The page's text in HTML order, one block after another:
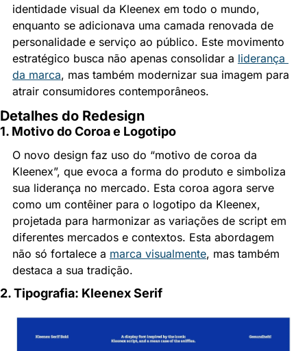
identidade visual da Kleenex em todo o mundo,
enquanto se adicionava uma camada renovada de
personalidade e serviço ao público. Este movimento
estratégico busca não apenas consolidar a liderança
da marca, mas também modernizar sua imagem para
atrair consumidores contemporâneos.
Detalhes do Redesign
1. Motivo do Coroa e Logotipo
O novo design faz uso do “motivo de coroa da
Kleenex”, que evoca a forma do produto e simboliza
sua liderança no mercado. Esta coroa agora serve
como um contêiner para o logotipo da Kleenex,
projetada para harmonizar as variações de script em
diferentes mercados e contextos. Esta abordagem
não só fortalece a marca visualmente, mas também
destaca a sua tradição.
2. Tipografia: Kleenex Serif